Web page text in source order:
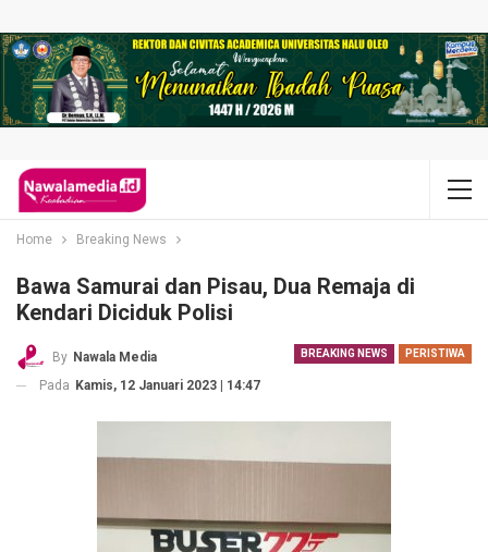
Home Breaking News
Bawa Samurai dan Pisau, Dua Remaja di
Kendari Diciduk Polisi
BREAKING NEWS PERISTIWA
By Nawala Media
Pada Kamis, 12 Januari 2023 | 14:47